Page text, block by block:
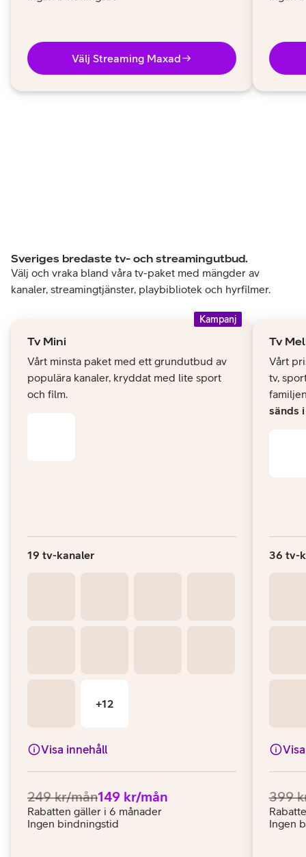
Välj Streaming Maxad
Sveriges bredaste tv- och streamingutbud.
Välj och vraka bland våra tv-paket med mängder av
kanaler, streamingtjänster, playbibliotek och hyrfilmer.
Kampanj
Tv Mini
Vårt minsta paket med ett grundutbud av
populära kanaler, kryddat med lite sport
och film.
19 tv-kanaler
Visa innehåll
Ordinarie pris:
249 kr/mån.Pris:
149 kr/mån
Rabatten gäller i 6 månader
Ingen bindningstid
Tv
Vårt
tv,
sänds
36 tv-
399
Ingen